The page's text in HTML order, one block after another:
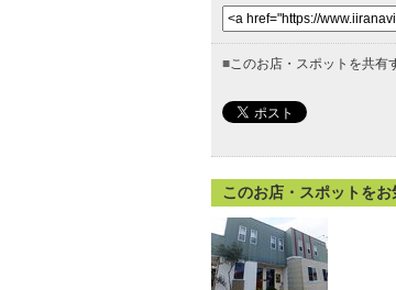
■このお店・スポットを共有
このお店・スポットを